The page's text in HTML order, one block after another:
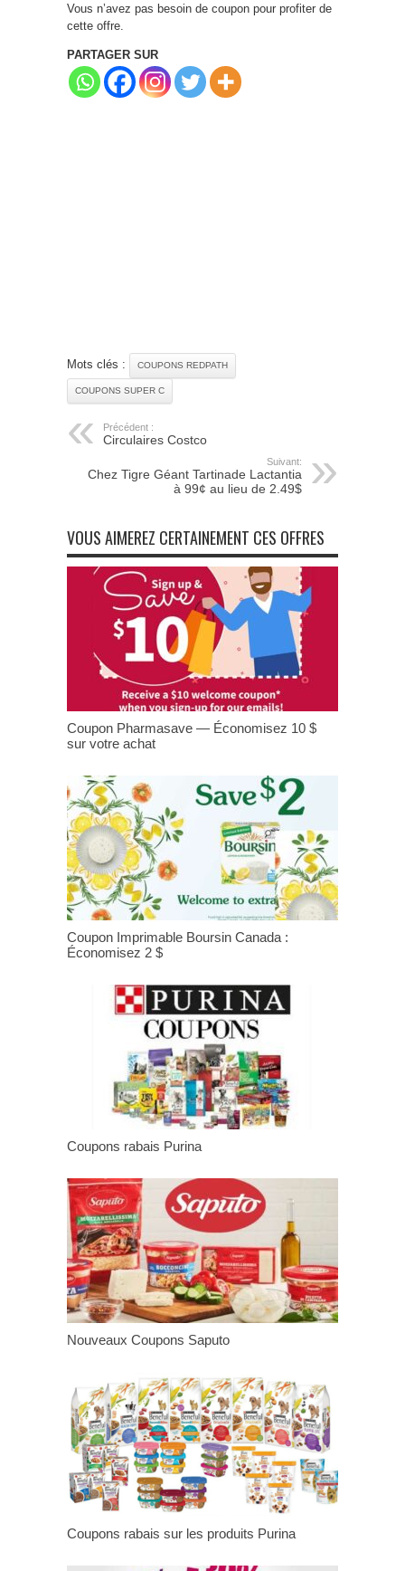
Vous n’avez pas besoin de coupon pour profiter de
cette offre.
PARTAGER SUR
Mots clés : COUPONS REDPATH
COUPONS SUPER C
Précédent :
Circulaires Costco
Suivant:
Chez Tigre Géant Tartinade Lactantia
à 99¢ au lieu de 2.49$
VOUS AIMEREZ CERTAINEMENT CES OFFRES
Coupon Pharmasave — Économisez 10 $
sur votre achat
Coupon Imprimable Boursin Canada :
Économisez 2 $
Coupons rabais Purina
Nouveaux Coupons Saputo
Coupons rabais sur les produits Purina